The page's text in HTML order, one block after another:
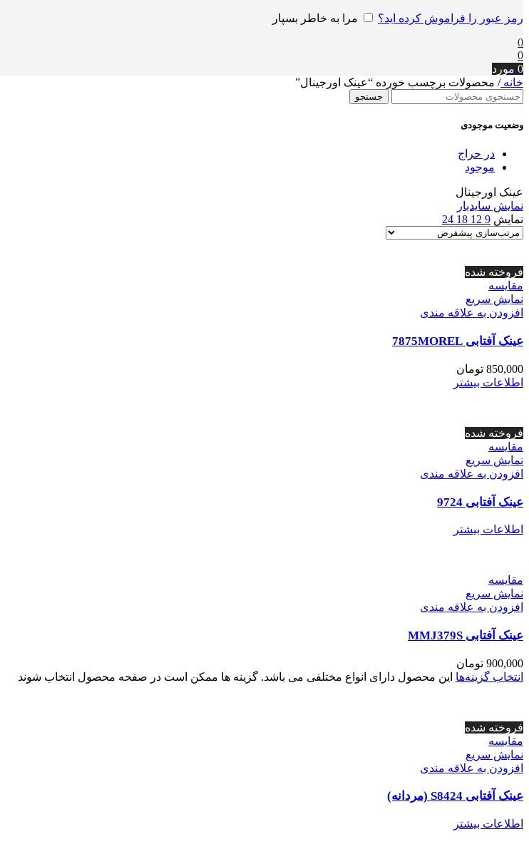
رمز عبور را فراموش کرده اید؟
مرا به خاطر بسپار
0
0
0 مورد
خانه/ محصولات برچسب خورده “عینک اورجینال”
جستجو
وضعیت موجودی
در حراج
موجود
عینک اورجینال
نمایش سایدبار
نمایش 9
12
18
24
فروخته شده
مقايسه
نمایش سریع
افزودن به علاقه مندی
عینک آفتابی 7875MOREL
850,000 تومان
اطلاعات بیشتر
فروخته شده
مقايسه
نمایش سریع
افزودن به علاقه مندی
عینک آفتابی 9724
اطلاعات بیشتر
مقايسه
نمایش سریع
افزودن به علاقه مندی
عینک آفتابی MMJ379S
900,000 تومان
انتخاب گزینه‌ها این محصول دارای انواع مختلفی می باشد. گزینه ها ممکن است در صفحه محصول انتخاب شوند
فروخته شده
مقايسه
نمایش سریع
افزودن به علاقه مندی
عینک آفتابی S8424 (مردانه)
اطلاعات بیشتر